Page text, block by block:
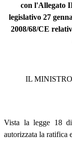
con l'Allegato
legislativo 27
2008/68/CE
IL
Vista la legge 18
autorizzata la ratifica